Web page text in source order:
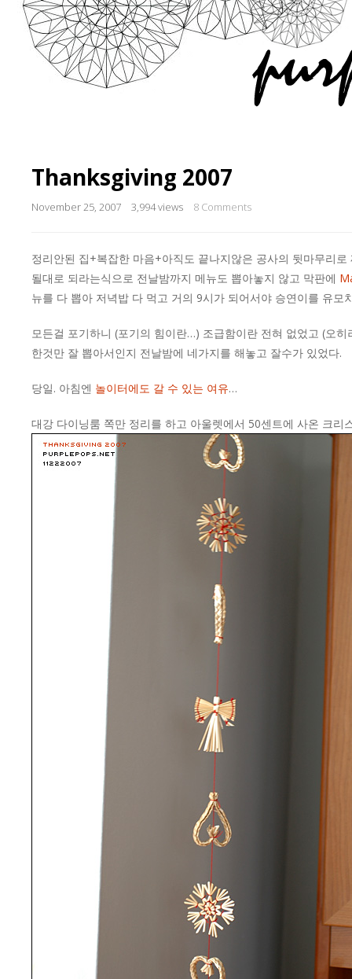
Thanksgiving 2007
November 25, 2007 3,994 views 8 Comments
정리안된 집+복잡한 마음+아직도 끝나지않은 공사의 뒷마무리
될대로 되라는식으로 전날밤까지 메뉴도 뽑아놓지 않고 막판에
뉴를 다 뽑아 저녁밥 다 먹고 거의 9시가 되어서야 승연이를 유모
모든걸 포기하니 (포기의 힘이란…) 조급함이란 전혀 없었고 (오
한것만 잘 뽑아서인지 전날밤에 네가지를 해놓고 잘수가 있었다.
당일. 아침엔 놀이터에도 갈 수 있는 여유…
대강 다이닝룸 쪽만 정리를 하고 아울렛에서 50센트에 사온 크리